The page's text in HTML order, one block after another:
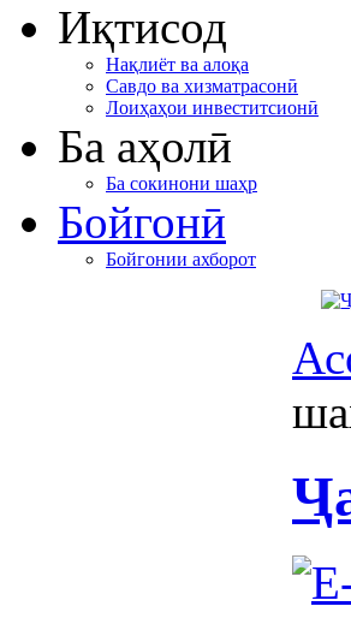
Иқтисод
Нақлиёт ва алоқа
Савдо ва хизматрасонӣ
Лоиҳаҳои инвеститсионӣ
Ба аҳолӣ
Ба сокинони шаҳр
Бойгонӣ
Бойгонии ахборот